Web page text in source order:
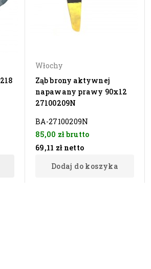
Włochy
Ząb brony aktywnej
napawany prawy 90x12
27100209N
BA-27100209N
85,00 złbrutto
69,11 zł netto
Dodaj do koszyka